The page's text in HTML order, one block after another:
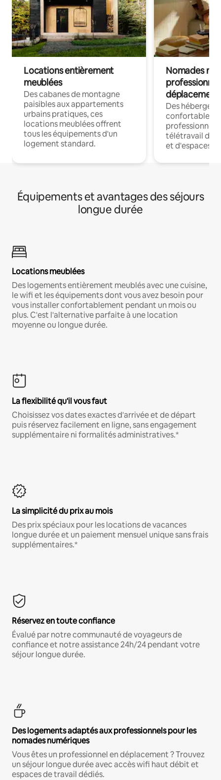
Locations entièrement
meublées
Des cabanes de montagne
paisibles aux appartements
urbains pratiques, ces
locations meublées offrent
tous les équipements d'un
logement standard.
Nomades
déplacement
Des
confortables
professionnels
télétravail
et d'espaces
Équipements et avantages des séjours
longue durée
Locations meublées
Des logements entièrement meublés avec une cuisine,
le wifi et les équipements dont vous avez besoin pour
vous installer confortablement pendant un mois ou
plus. C'est l'alternative parfaite à une location
moyenne ou longue durée.
La flexibilité qu'il vous faut
Choisissez vos dates exactes d'arrivée et de départ
puis réservez facilement en ligne, sans engagement
supplémentaire ni formalités administratives.*
La simplicité du prix au mois
Des prix spéciaux pour les locations de vacances
longue durée et un paiement mensuel unique sans frais
supplémentaires.*
Réservez en toute confiance
Évalué par notre communauté de voyageurs de
confiance et notre assistance 24h/24 pendant votre
séjour longue durée.
Des logements adaptés aux professionnels pour les
nomades numériques
Vous êtes un professionnel en déplacement ? Trouvez
un séjour longue durée avec accès wifi haut débit et
espaces de travail dédiés.